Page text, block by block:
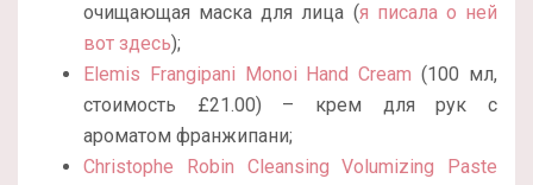
очищающая маска для лица (я писала о ней
вот здесь);
Elemis Frangipani Monoi Hand Cream (100 мл,
стоимость £21.00) – крем для рук с
ароматом франжипани;
Christophe Robin Cleansing Volumizing Paste